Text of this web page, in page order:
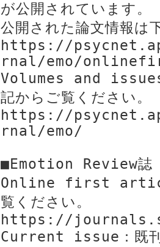
が公開されています。
公開された論文情報は
https://
rnal/emo/
Volumes and issues
記からご覧ください。
https://
rnal/emo/
■Emotion Review誌
Online first articles
覧ください。
https://
Current issue：既刊